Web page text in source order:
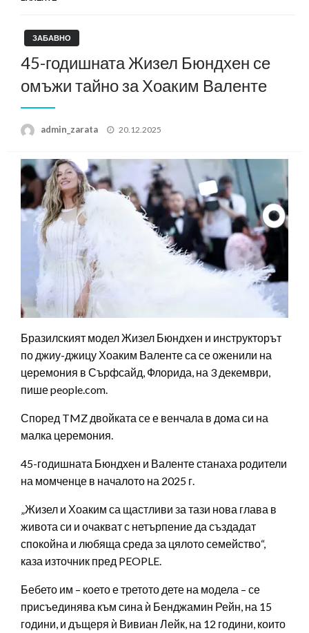
ЗАБАВНО
45-годишната Жизел Бюндхен се
омъжи тайно за Хоаким Валенте
admin_zarata
Posted
20.12.2025
Бразилският модел Жизел Бюндхен и инструкторът
по джиу-джицу Хоаким Валенте са се оженили на
церемония в Сърфсайд, Флорида, на 3 декември,
пише people.com.
Според TMZ двойката се е венчала в дома си на
малка церемония.
45-годишната Бюндхен и Валенте станаха родители
на момченце в началото на 2025 г.
„Жизел и Хоаким са щастливи за тази нова глава в
живота си и очакват с нетърпение да създадат
спокойна и любяща среда за цялото семейство“,
каза източник пред PEOPLE.
Бебето им – което е третото дете на модела – се
присъединява към сина ѝ Бенджамин Рейн, на 15
години, и дъщеря ѝ Вивиан Лейк, на 12 години, които